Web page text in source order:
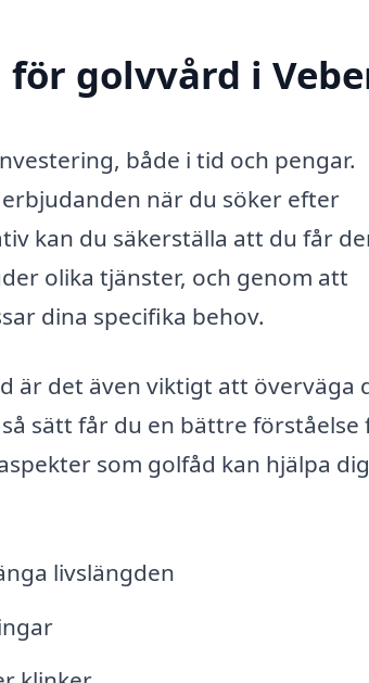
golvvård i
både i tid och pengar.
när du söker efter
kan du säkerställa att du får
olika tjänster, och genom att
dina specifika behov.
är det även viktigt att överväga
sätt får du en bättre förståelse
som golfåd kan hjälpa dig
livslängden